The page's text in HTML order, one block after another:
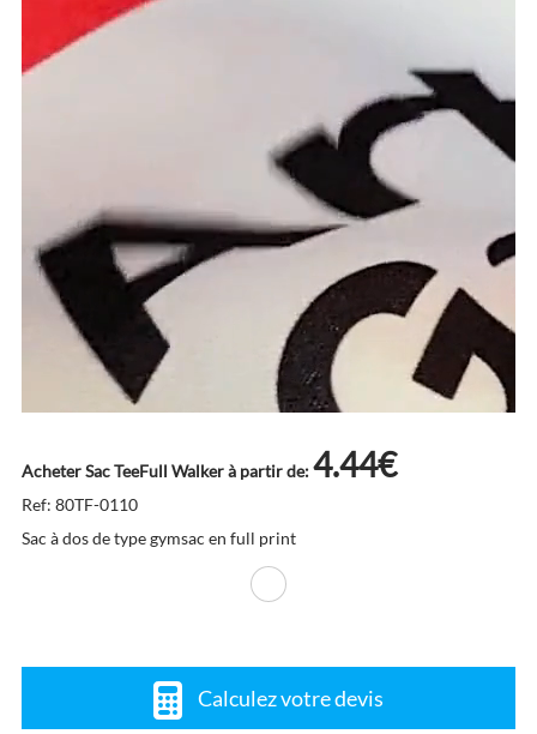
Acheter Sac TeeFull Walker à partir de:4.44€
Ref: 80TF-0110
Sac à dos de type gymsac en full print
Calculez votre devis